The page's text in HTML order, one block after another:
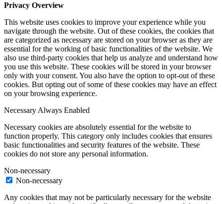
Privacy Overview
This website uses cookies to improve your experience while you
navigate through the website. Out of these cookies, the cookies that
are categorized as necessary are stored on your browser as they are
essential for the working of basic functionalities of the website. We
also use third-party cookies that help us analyze and understand how
you use this website. These cookies will be stored in your browser
only with your consent. You also have the option to opt-out of these
cookies. But opting out of some of these cookies may have an effect
on your browsing experience.
Necessary Always Enabled
Necessary cookies are absolutely essential for the website to
function properly. This category only includes cookies that ensures
basic functionalities and security features of the website. These
cookies do not store any personal information.
Non-necessary
Non-necessary
Any cookies that may not be particularly necessary for the website